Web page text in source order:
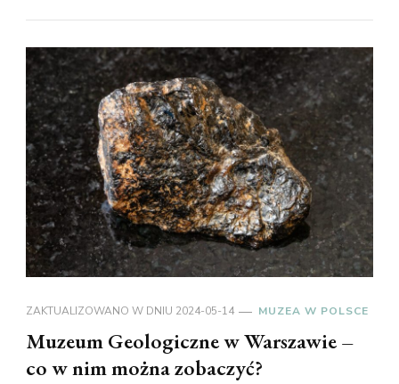
ZAKTUALIZOWANO W DNIU 2024-05-14 MUZEA W POLSCE
Muzeum Geologiczne w Warszawie –
co w nim można zobaczyć?